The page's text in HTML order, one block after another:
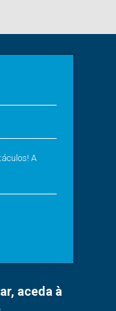
A
aceda à